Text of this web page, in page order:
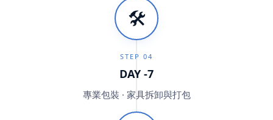
🛠
STEP 04
DAY -7
專業包裝 · 家具拆卸與打包